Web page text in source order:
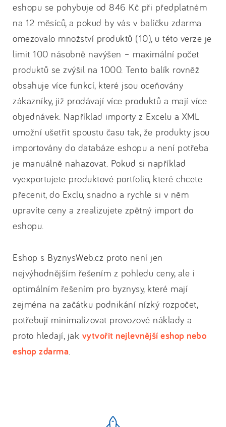
eshopu se pohybuje od 846 Kč při předplatném
na 12 měsíců, a pokud by vás v balíčku zdarma
omezovalo množství produktů (10), u této verze je
limit 100 násobně navýšen – maximální počet
produktů se zvýšil na 1000. Tento balík rovněž
obsahuje více funkcí, které jsou oceňovány
zákazníky, již prodávají více produktů a mají více
objednávek. Například importy z Excelu a XML
umožní ušetřit spoustu času tak, že produkty jsou
importovány do databáze eshopu a není potřeba
je manuálně nahazovat. Pokud si například
vyexportujete produktové portfolio, které chcete
přecenit, do Exclu, snadno a rychle si v něm
upravíte ceny a zrealizujete zpětný import do
eshopu.
Eshop s ByznysWeb.cz proto není jen
nejvýhodnějším řešením z pohledu ceny, ale i
optimálním řešením pro byznysy, které mají
zejména na začátku podnikání nízký rozpočet,
potřebují minimalizovat provozové náklady a
proto hledají, jak vytvořit nejlevnější eshop nebo
eshop zdarma.